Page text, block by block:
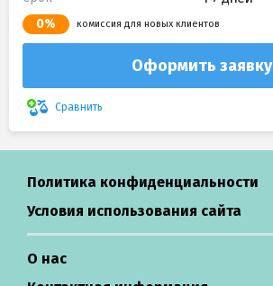
0% комиссия для новых клиентов
Оформить заявку
Сравнить
Политика конфиденциальности
Условия использования сайта
О нас